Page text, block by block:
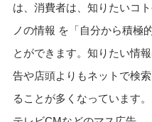
は、消費者は、知りたいコ
ノの情報 を「自分から積極
とができます。知りたい情
告や店頭よりもネットで検
ることが多くなっています